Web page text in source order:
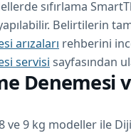
sıfırlama
Belirtilerin
arızaları rehberini
servisi sayfasından
Denemesi
ve 9 kg modeller ile